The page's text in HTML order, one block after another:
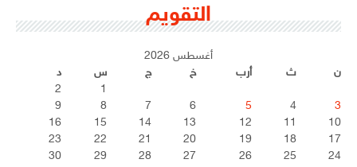
التقويم
أغسطس 2026
ن
ث أرب خ ج س
د
1
2
3
4
5
6
7
8
9
10
11
12
13
14
15
16
17
18
19
20
21
22
23
24
25
26
27
28
29
30